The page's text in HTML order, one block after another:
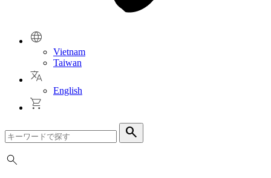
Vietnam
Taiwan
English
search